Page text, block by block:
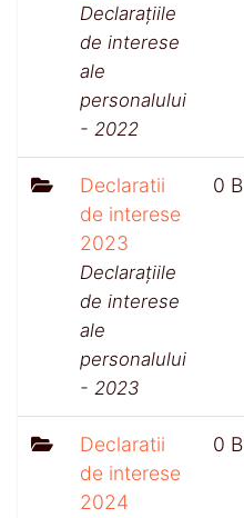
Declarațiile
de interese
ale
personalului
- 2022
Declaratii
de interese
2023
Declarațiile
de interese
ale
personalului
- 2023
0 B
Declaratii
de interese
2024
0 B